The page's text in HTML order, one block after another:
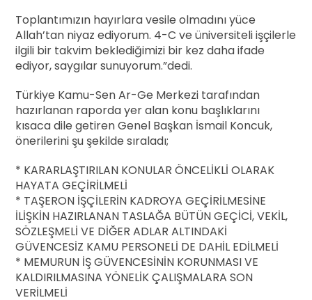
Toplantımızın hayırlara vesile olmadını yüce
Allah’tan niyaz ediyorum. 4-C ve üniversiteli işçilerle
ilgili bir takvim beklediğimizi bir kez daha ifade
ediyor, saygılar sunuyorum.”dedi.
Türkiye Kamu-Sen Ar-Ge Merkezi tarafından
hazırlanan raporda yer alan konu başlıklarını
kısaca dile getiren Genel Başkan İsmail Koncuk,
önerilerini şu şekilde sıraladı;
* KARARLAŞTIRILAN KONULAR ÖNCELİKLİ OLARAK
HAYATA GEÇİRİLMELİ
* TAŞERON İŞÇİLERİN KADROYA GEÇİRİLMESİNE
İLİŞKİN HAZIRLANAN TASLAĞA BÜTÜN GEÇİCİ, VEKİL,
SÖZLEŞMELİ VE DİĞER ADLAR ALTINDAKİ
GÜVENCESİZ KAMU PERSONELİ DE DAHİL EDİLMELİ
* MEMURUN İŞ GÜVENCESİNİN KORUNMASI VE
KALDIRILMASINA YÖNELİK ÇALIŞMALARA SON
VERİLMELİ